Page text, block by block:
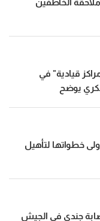
قيادية" في
يوضح
خطواتها لتأهيل
جندي في الجيش